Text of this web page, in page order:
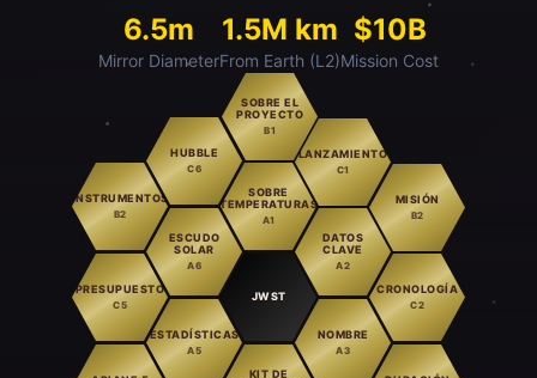
6.5m
Mirror Diameter
1.5M km
From Earth (L2)
$10B
Mission Cost
INSTRUMENTOS
B2
PRESUPUESTO
C5
HUBBLE
C6
ESCUDO
SOLAR
A6
ESTADÍSTICAS
A5
SOBRE EL
PROYECTO
B1
SOBRE
TEMPERATURAS
A1
JWST
KIT DE
LANZAMIENTO
C1
DATOS
CLAVE
A2
NOMBRE
A3
MISIÓN
B2
CRONOLOGÍA
C2